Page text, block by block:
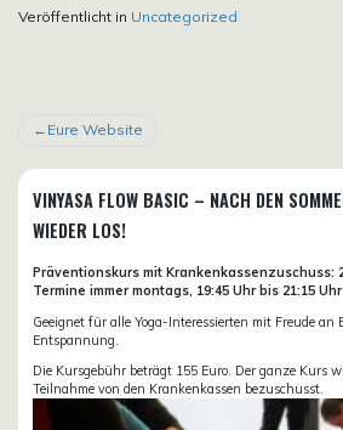
Veröffentlicht in Uncategorized
BEITRAGSNAVIGATION
Eure Website
VINYASA FLOW BASIC – NACH DEN
WIEDER LOS!
Präventionskurs mit Krankenkassenzuschuss:
Termine immer montags, 19:45 Uhr bis 21:15 Uhr
Geeignet für alle Yoga-Interessierten mit Freude
Entspannung.
Die Kursgebühr beträgt 155 Euro. Der ganze Kurs
Teilnahme von den Krankenkassen bezuschusst.